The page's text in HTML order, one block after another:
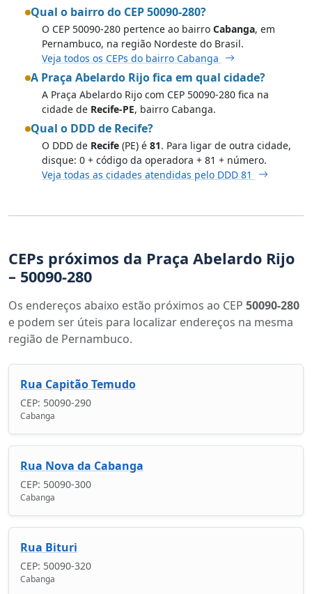
Qual o bairro do CEP 50090-280?
O CEP 50090-280 pertence ao bairro Cabanga, em
Pernambuco, na região Nordeste do Brasil.
Veja todos os CEPs do bairro Cabanga
A Praça Abelardo Rijo fica em qual cidade?
A Praça Abelardo Rijo com CEP 50090-280 fica na
cidade de Recife-PE, bairro Cabanga.
Qual o DDD de Recife?
O DDD de Recife (PE) é 81. Para ligar de outra cidade,
disque: 0 + código da operadora + 81 + número.
Veja todas as cidades atendidas pelo DDD 81
CEPs próximos da Praça Abelardo Rijo
– 50090-280
Os endereços abaixo estão próximos ao CEP 50090-280
e podem ser úteis para localizar endereços na mesma
região de Pernambuco.
Rua Capitão Temudo
CEP: 50090-290
Cabanga
Rua Nova da Cabanga
CEP: 50090-300
Cabanga
Rua Bituri
CEP: 50090-320
Cabanga